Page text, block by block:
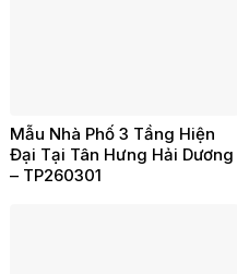
Mẫu Nhà Phố 3 Tầng Hiện
Đại Tại Tân Hưng Hải Dương
– TP260301